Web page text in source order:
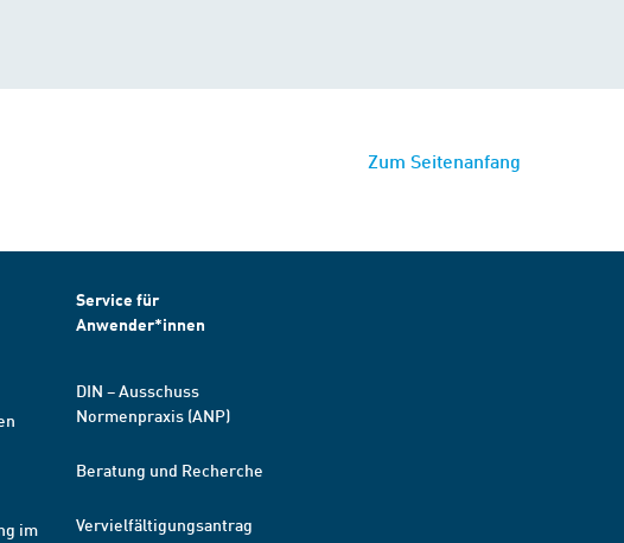
Zum Seitenanfang
im
Service für
Anwender*innen
DIN – Ausschuss
Normenpraxis (ANP)
Beratung und Recherche
Vervielfältigungsantrag